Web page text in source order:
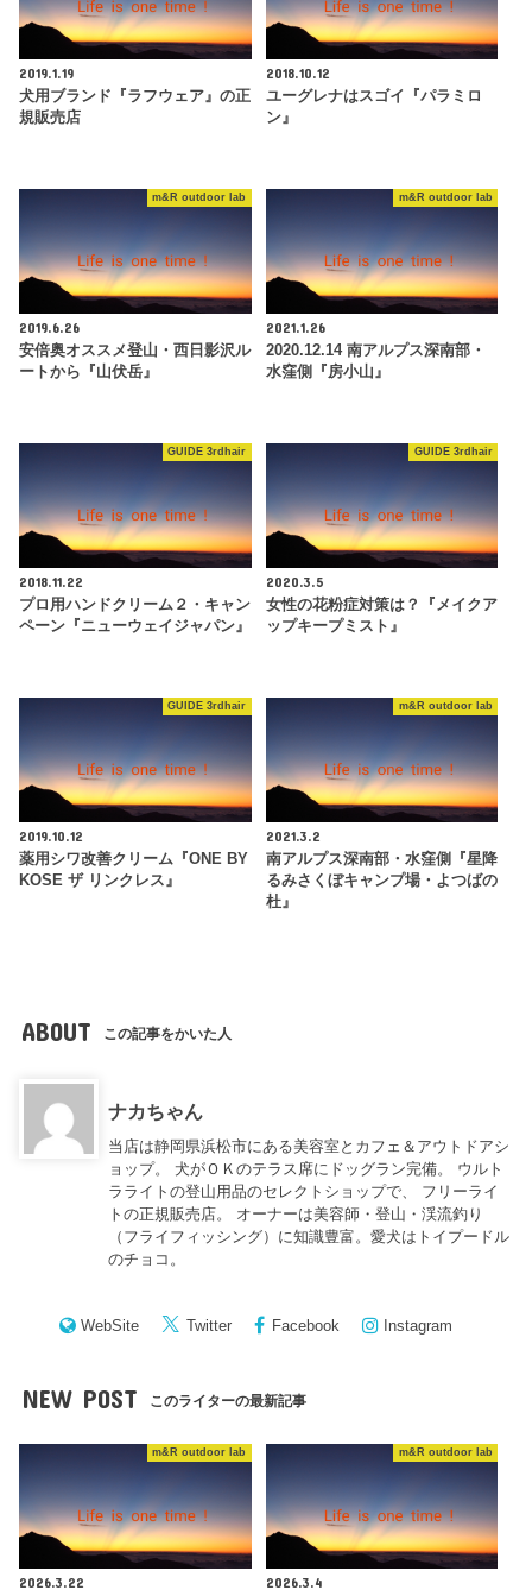
2019.1.19
犬用ブランド『ラフウェア』の正
規販売店
2018.10.12
ユーグレナはスゴイ『パラミロ
ン』
m&R outdoor lab
2019.6.26
安倍奥オススメ登山・西日影沢ル
ートから『山伏岳』
m&R outdoor lab
2021.1.26
2020.12.14 南アルプス深南部・
水窪側『房小山』
GUIDE 3rdhair
2018.11.22
プロ用ハンドクリーム２・キャン
ペーン『ニューウェイジャパン』
GUIDE 3rdhair
2020.3.5
女性の花粉症対策は？『メイクア
ップキープミスト』
GUIDE 3rdhair
2019.10.12
薬用シワ改善クリーム『ONE BY
KOSE ザ リンクレス』
m&R outdoor lab
2021.3.2
南アルプス深南部・水窪側『星降
るみさくぼキャンプ場・よつばの
杜』
ABOUT この記事をかいた人
ナカちゃん
当店は静岡県浜松市にある美容室とカフェ＆アウトドアシ
ョップ。 犬がＯＫのテラス席にドッグラン完備。 ウルト
ラライトの登山用品のセレクトショップで、 フリーライ
トの正規販売店。 オーナーは美容師・登山・渓流釣り
（フライフィッシング）に知識豊富。愛犬はトイプードル
のチョコ。
WebSite Twitter Facebook Instagram
NEW POST このライターの最新記事
m&R outdoor lab
2026.3.22
m&R outdoor lab
2026.3.4